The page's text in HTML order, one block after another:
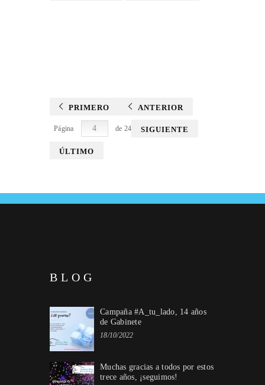
PRIMERO ANTERIOR
Página de 24 SIGUIENTE
ÚLTIMO
BLOG
Campaña #A_tu_lado, 14 años
de Gabinete
18/10/2022
Muchas gracias a todos por estos
trece años, ¡seguimos!